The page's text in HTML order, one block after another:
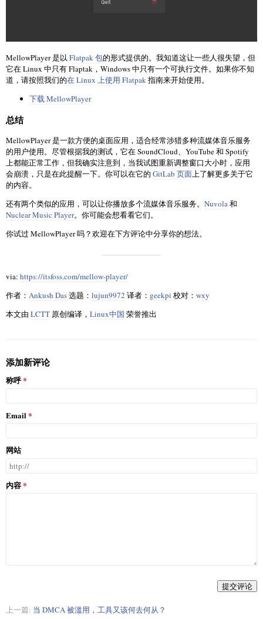
MellowPlayer 是以 Flatpak 包的形式提供的。我知道这让一些人很失望，但
它在 Linux 中只有 Flaptak，Windows 中只有一个可执行文件。如果你不知
道，请按照我们的在 Linux 上使用 Flatpak 指南来开始使用。
下载 MellowPlayer
总结
MellowPlayer 是一款方便的桌面应用，适合经常涉猎多种流媒体音乐服务
的用户使用。尽管根据我的测试，它在 SoundCloud、YouTube 和 Spotify
上都能正常工作，但我确实注意到，当我试图重新调整窗口大小时，应用
会崩溃，只是在此提醒一下。你可以在它的 GitLab 页面上了解更多关于它
的内容。
还有两个类似的应用，可以让你播放多个流媒体音乐服务。 Nuvola和
Nuclear Music Player。你可能会想看看它们。
你试过 MellowPlayer 吗？欢迎在下方评论中分享你的想法。
via: https://itsfoss.com/mellow-player/
作者： Ankush Das选题： lujun9972 译者： geekpi 校对： wxy
本文由 LCTT 原创编译， Linux中国 荣誉推出
添加新评论
称呼
Email
网站
内容
提交评论
上一篇: 当 DMCA 被滥用，工具又该何去何从？